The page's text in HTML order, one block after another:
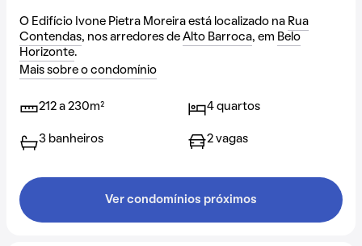
O Edifício Ivone Pietra Moreira está localizado na Rua
Contendas, nos arredores de Alto Barroca, em Belo
Horizonte.
Mais sobre o condomínio
212 a 230m² 4 quartos
3 banheiros 2 vagas
Ver condomínios próximos